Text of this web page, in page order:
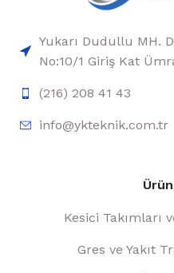
Yukarı Dudullu MH.
No:10/1 Giriş Kat
(216) 208 41 43
info@ykteknik.com.tr
Kesici Takımları
Gres ve Yakıt